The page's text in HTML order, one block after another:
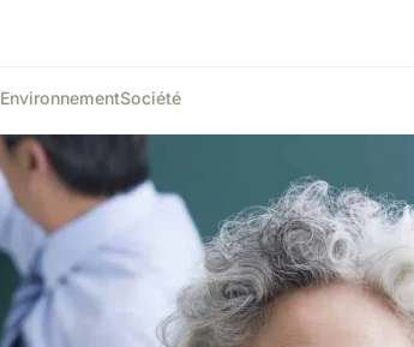
EnvironnementSociété